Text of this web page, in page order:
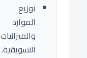
توزيع
الموارد
والميزانيات
التسويقية.